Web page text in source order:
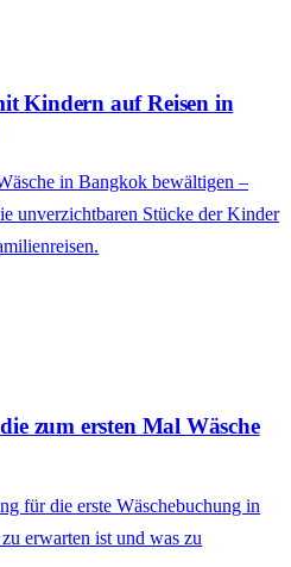
Kindern auf Reisen in
in Bangkok bewältigen –
unverzichtbaren Stücke der Kinder
zum ersten Mal Wäsche
für die erste Wäschebuchung in
erwarten ist und was zu